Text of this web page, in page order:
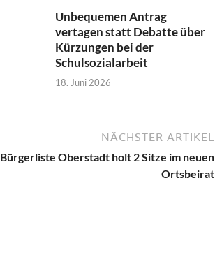
Unbequemen Antrag
vertagen statt Debatte über
Kürzungen bei der
Schulsozialarbeit
18. Juni 2026
NÄCHSTER ARTIKEL
Bürgerliste Oberstadt holt 2 Sitze im neuen
Ortsbeirat